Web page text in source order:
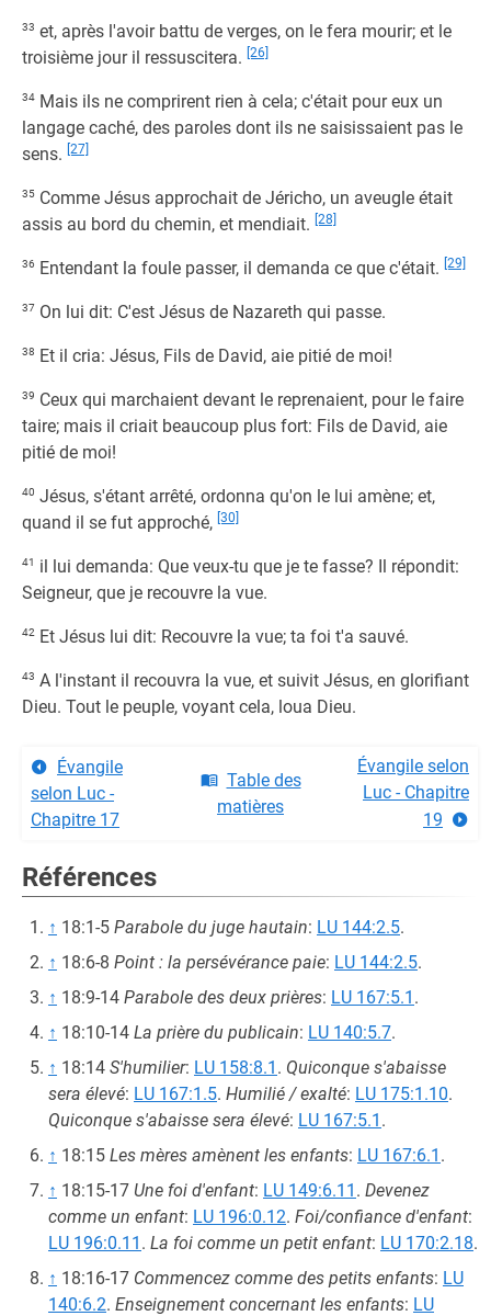
33 et, après l'avoir battu de verges, on le fera mourir; et le
troisième jour il ressuscitera. [26]
34 Mais ils ne comprirent rien à cela; c'était pour eux un
langage caché, des paroles dont ils ne saisissaient pas le
sens. [27]
35 Comme Jésus approchait de Jéricho, un aveugle était
assis au bord du chemin, et mendiait. [28]
36 Entendant la foule passer, il demanda ce que c'était. [29]
37 On lui dit: C'est Jésus de Nazareth qui passe.
38 Et il cria: Jésus, Fils de David, aie pitié de moi!
39 Ceux qui marchaient devant le reprenaient, pour le faire
taire; mais il criait beaucoup plus fort: Fils de David, aie
pitié de moi!
40 Jésus, s'étant arrêté, ordonna qu'on le lui amène; et,
quand il se fut approché, [30]
41
il lui demanda: Que veux-tu que je te fasse? Il répondit:
Seigneur, que je recouvre la vue.
42 Et Jésus lui dit: Recouvre la vue; ta foi t'a sauvé.
43 A l'instant il recouvra la vue, et suivit Jésus, en glorifiant
Dieu. Tout le peuple, voyant cela, loua Dieu.
Évangile
selon Luc -
Chapitre 17
Table des
matières
Évangile selon
Luc - Chapitre
19
Références
↑ 18:1-5 Parabole du juge hautain: LU 144:2.5.
↑ 18:6-8 Point : la persévérance paie: LU 144:2.5.
↑ 18:9-14 Parabole des deux prières: LU 167:5.1 .
↑ 18:10-14 La prière du publicain: LU 140:5.7.
↑ 18:14 S'humilier: LU 158:8.1 . Quiconque s'abaisse
sera élevé: LU 167:1.5. Humilié / exalté: LU 175:1.10.
Quiconque s'abaisse sera élevé: LU 167:5.1 .
↑ 18:15 Les mères amènent les enfants: LU 167:6.1 .
↑ 18:15-17 Une foi d'enfant: LU 149:6.11 . Devenez
comme un enfant: LU 196:0.12. Foi/confiance d'enfant:
LU 196:0.11 . La foi comme un petit enfant: LU 170:2.18.
↑ 18:16-17 Commencez comme des petits enfants: LU
140:6.2. Enseignement concernant les enfants: LU